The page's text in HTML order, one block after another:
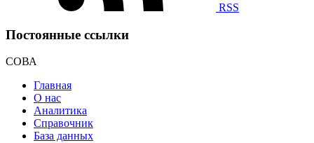
RSS
Постоянные ссылки
СОВА
Главная
О нас
Аналитика
Справочник
База данных